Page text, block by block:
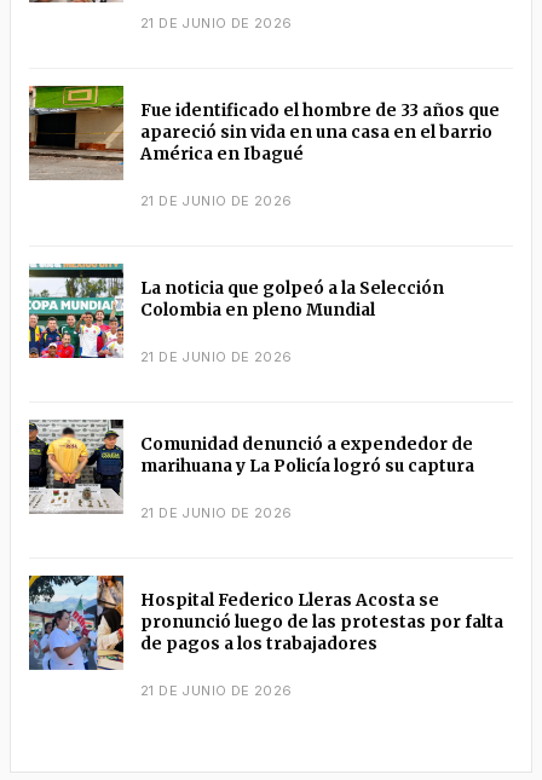
21 DE JUNIO DE 2026
Fue identificado el hombre de 33 años que
apareció sin vida en una casa en el barrio
América en Ibagué
21 DE JUNIO DE 2026
La noticia que golpeó a la Selección
Colombia en pleno Mundial
21 DE JUNIO DE 2026
Comunidad denunció a expendedor de
marihuana y La Policía logró su captura
21 DE JUNIO DE 2026
Hospital Federico Lleras Acosta se
pronunció luego de las protestas por falta
de pagos a los trabajadores
21 DE JUNIO DE 2026